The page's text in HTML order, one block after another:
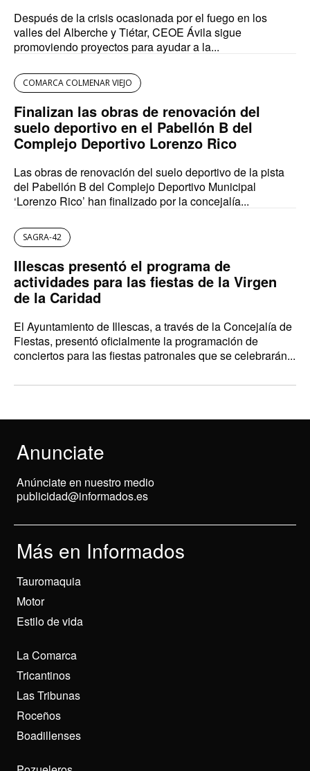
Después de la crisis ocasionada por el fuego en los
valles del Alberche y Tiétar, CEOE Ávila sigue
promoviendo proyectos para ayudar a la...
COMARCA COLMENAR VIEJO
Finalizan las obras de renovación del
suelo deportivo en el Pabellón B del
Complejo Deportivo Lorenzo Rico
Las obras de renovación del suelo deportivo de la pista
del Pabellón B del Complejo Deportivo Municipal
‘Lorenzo Rico’ han finalizado por la concejalía...
SAGRA-42
Illescas presentó el programa de
actividades para las fiestas de la Virgen
de la Caridad
El Ayuntamiento de Illescas, a través de la Concejalía de
Fiestas, presentó oficialmente la programación de
conciertos para las fiestas patronales que se celebrarán...
Anunciate
Anúnciate en nuestro medio
publicidad@informados.es
Más en Informados
Tauromaquia
Motor
Estilo de vida
La Comarca
Tricantinos
Las Tribunas
Roceños
Boadillenses